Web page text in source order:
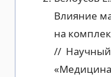
Влияние
на
// Научный